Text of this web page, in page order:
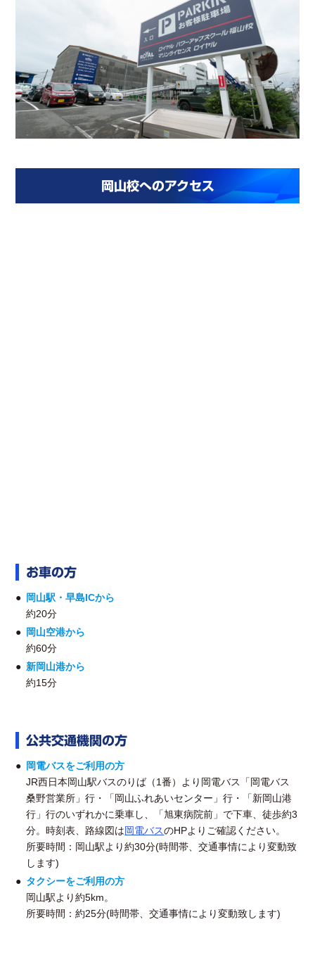
岡山校へのアクセス
お車の方
岡山駅・早島ICから
約20分
岡山空港から
約60分
新岡山港から
約15分
公共交通機関の方
岡電バスをご利用の方
JR西日本岡山駅バスのりば（1番）より岡電バス「岡電バス
桑野営業所」行・「岡山ふれあいセンター」行・「新岡山港
行」行のいずれかに乗車し、「旭東病院前」で下車、徒歩約3
分。時刻表、路線図は岡電バスのHPよりご確認ください。
所要時間：岡山駅より約30分(時間帯、交通事情により変動致
します)
タクシーをご利用の方
岡山駅より約5km。
所要時間：約25分(時間帯、交通事情により変動致します)